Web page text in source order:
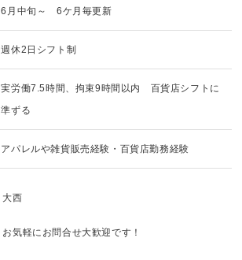
6月中旬～ 6ケ月毎更新
週休2日シフト制
実労働7.5時間、拘束9時間以内 百貨店シフトに
準ずる
アパレルや雑貨販売経験・百貨店勤務経験
大西
お気軽にお問合せ大歓迎です！